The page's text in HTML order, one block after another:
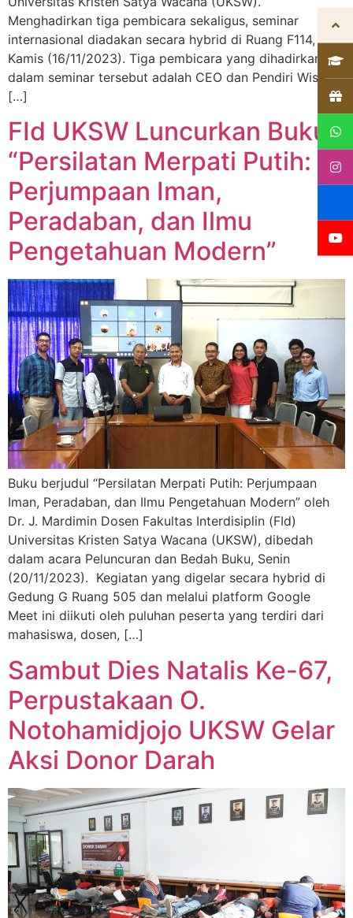
Menghadirkan tiga pembicara sekaligus, seminar
internasional diadakan secara hybrid di Ruang F114,
Kamis (16/11/2023). Tiga pembicara yang dihadirkan
dalam seminar tersebut adalah CEO dan Pendiri Wise
[…]
FId UKSW Luncurkan Buku
“Persilatan Merpati Putih:
Perjumpaan Iman,
Peradaban, dan Ilmu
Pengetahuan Modern”
Buku berjudul “Persilatan Merpati Putih: Perjumpaan
Iman, Peradaban, dan Ilmu Pengetahuan Modern” oleh
Dr. J. Mardimin Dosen Fakultas Interdisiplin (FId)
Universitas Kristen Satya Wacana (UKSW), dibedah
dalam acara Peluncuran dan Bedah Buku, Senin
(20/11/2023). Kegiatan yang digelar secara hybrid di
Gedung G Ruang 505 dan melalui platform Google
Meet ini diikuti oleh puluhan peserta yang terdiri dari
mahasiswa, dosen, […]
Sambut Dies Natalis Ke-67,
Perpustakaan O.
Notohamidjojo UKSW Gelar
Aksi Donor Darah